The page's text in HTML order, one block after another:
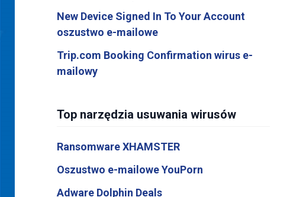
New Device Signed In To Your Account
oszustwo e-mailowe
Trip.com Booking Confirmation wirus e-
mailowy
Top narzędzia usuwania wirusów
Ransomware XHAMSTER
Oszustwo e-mailowe YouPorn
Adware Dolphin Deals